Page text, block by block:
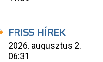
FRISS HÍREK
2026. augusztus 2.
06:31